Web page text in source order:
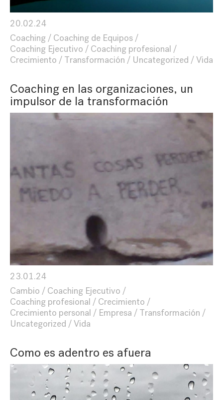
20.02.24
Coaching
Coaching de Equipos
Coaching Ejecutivo
Coaching profesional
Crecimiento
Transformación Uncategorized Vida
Coaching en las organizaciones, un
impulsor de la transformación
23.01.24
Cambio
Coaching Ejecutivo
Coaching profesional
Crecimiento
Crecimiento personal
Empresa
Transformación
Uncategorized
Vida
Como es adentro es afuera